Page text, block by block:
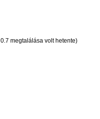
megtalálása volt hetente)